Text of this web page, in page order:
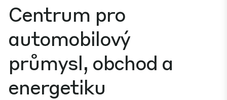
Centrum pro
automobilový
průmysl, obchod a
energetiku